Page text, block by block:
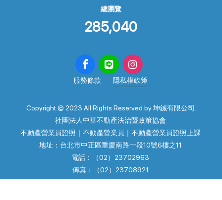
總瀏覽
285,040
服務條款 隱私權政策
Copyright © 2023 All Rights Reserved by 坤鋮有限公司.
社團法人中華不動產法治暨政策協會
不動產營業員證照｜不動產營業員｜不動產營業員證照上課
地址：台北市中正區重慶南路一段10號6樓之11
電話：（02）23702963
傳真：（02）23708921